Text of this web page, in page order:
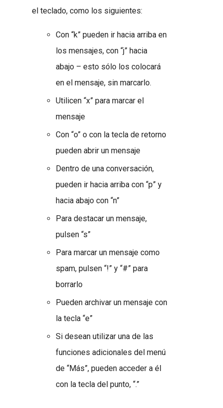
el teclado, como los siguientes:
Con “k” pueden ir hacia arriba en
los mensajes, con “j” hacia
abajo – esto sólo los colocará
en el mensaje, sin marcarlo.
Utilicen “x” para marcar el
mensaje
Con “o” o con la tecla de retorno
pueden abrir un mensaje
Dentro de una conversación,
pueden ir hacia arriba con “p” y
hacia abajo con “n”
Para destacar un mensaje,
pulsen “s”
Para marcar un mensaje como
spam, pulsen “!” y “#” para
borrarlo
Pueden archivar un mensaje con
la tecla “e”
Si desean utilizar una de las
funciones adicionales del menú
de “Más”, pueden acceder a él
con la tecla del punto, “.”